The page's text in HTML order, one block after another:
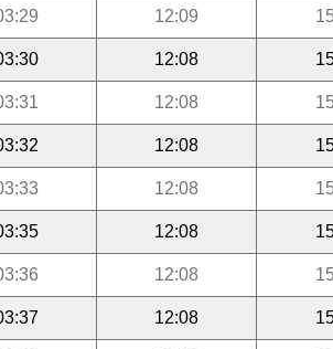
12:09
12:08
12:08
12:08
12:08
12:08
12:08
12:08